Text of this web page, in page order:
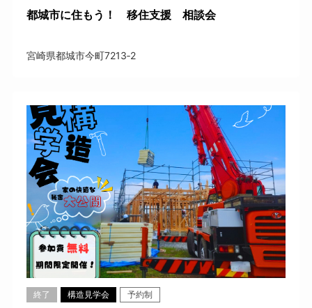
都城市に住もう！ 移住支援 相談会
宮崎県都城市今町7213‐2
終了 構造見学会 予約制